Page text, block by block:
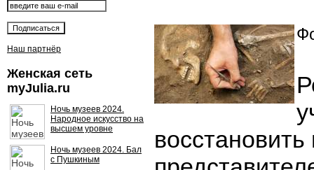
Наш партнёр
Женская сеть
myJulia.ru
Ночь музеев 2024.
Народное искусство на
высшем уровне
Ночь музеев 2024. Бал
с Пушкиным